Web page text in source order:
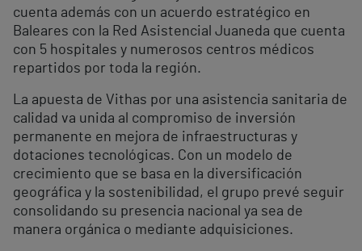
cuenta además con un acuerdo estratégico en
Baleares con la Red Asistencial Juaneda que cuenta
con 5 hospitales y numerosos centros médicos
repartidos por toda la región.
La apuesta de Vithas por una asistencia sanitaria de
calidad va unida al compromiso de inversión
permanente en mejora de infraestructuras y
dotaciones tecnológicas. Con un modelo de
crecimiento que se basa en la diversificación
geográfica y la sostenibilidad, el grupo prevé seguir
consolidando su presencia nacional ya sea de
manera orgánica o mediante adquisiciones.